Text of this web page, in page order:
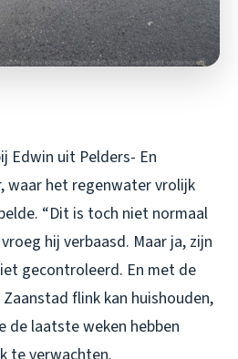
Edwin uit Pelders- En
waar het regenwater vrolijk
“Dit is toch niet normaal
hij verbaasd. Maar ja, zijn
gecontroleerd. En met de
flink kan huishouden,
de laatste weken hebben